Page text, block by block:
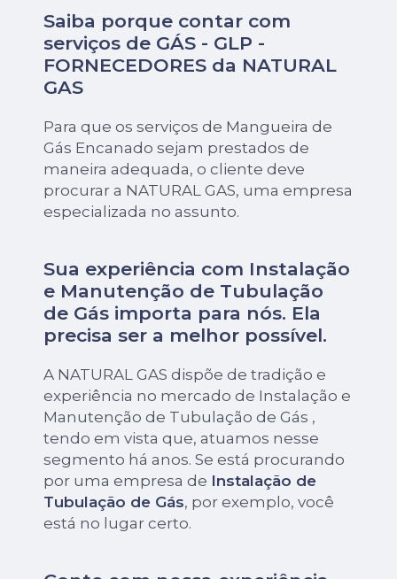
Saiba porque contar com
serviços de GÁS - GLP -
FORNECEDORES da NATURAL
GAS
Para que os serviços de Mangueira de
Gás Encanado sejam prestados de
maneira adequada, o cliente deve
procurar a NATURAL GAS, uma empresa
especializada no assunto.
Sua experiência com Instalação
e Manutenção de Tubulação
de Gás importa para nós. Ela
precisa ser a melhor possível.
A NATURAL GAS dispõe de tradição e
experiência no mercado de Instalação e
Manutenção de Tubulação de Gás ,
tendo em vista que, atuamos nesse
segmento há anos. Se está procurando
por uma empresa de Instalação de
Tubulação de Gás, por exemplo, você
está no lugar certo.